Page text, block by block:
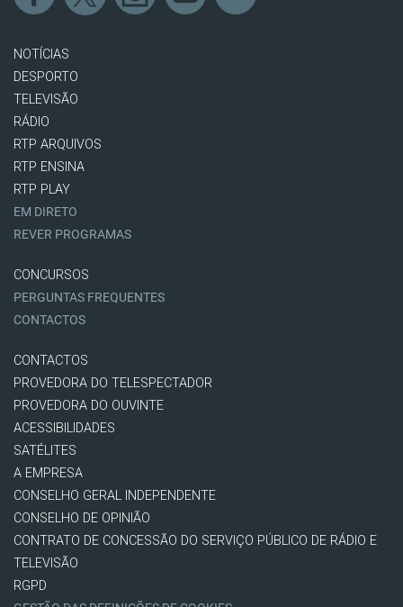
NOTÍCIAS
DESPORTO
TELEVISÃO
RÁDIO
RTP ARQUIVOS
RTP ENSINA
RTP PLAY
EM DIRETO
REVER PROGRAMAS
CONCURSOS
PERGUNTAS FREQUENTES
CONTACTOS
CONTACTOS
PROVEDORA DO TELESPECTADOR
PROVEDORA DO OUVINTE
ACESSIBILIDADES
SATÉLITES
A EMPRESA
CONSELHO GERAL INDEPENDENTE
CONSELHO DE OPINIÃO
CONTRATO DE CONCESSÃO DO SERVIÇO PÚBLICO DE RÁDIO E
TELEVISÃO
RGPD